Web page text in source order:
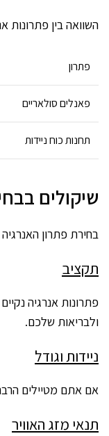
השוואה בין פתרונות
פתרון
פאנלים סולאריים
תחנות כוח ניידות
שיקולים
בחירת פתרון
תקציב
פתרונות אנרגיה
ולבריאות שלכם.
ניידות וגודל
אם אתם מטיילים
תנאי מזג האוויר